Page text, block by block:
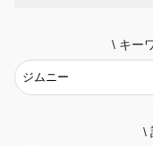
\ キー
\